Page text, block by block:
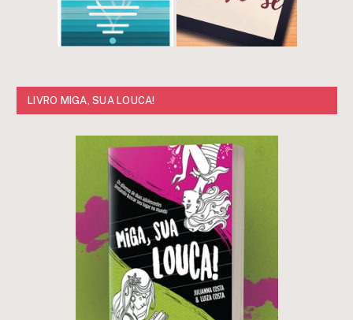
LIVRO MIGA, SUA LOUCA!